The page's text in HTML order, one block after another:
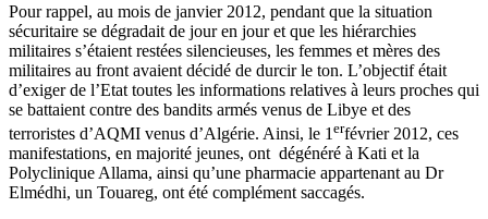
Pour rappel, au mois de janvier 2012, pendant que la situation
sécuritaire se dégradait de jour en jour et que les hiérarchies
militaires s’étaient restées silencieuses, les femmes et mères des
militaires au front avaient décidé de durcir le ton. L’objectif était
d’exiger de l’Etat toutes les informations relatives à leurs proches qui
se battaient contre des bandits armés venus de Libye et des
terroristes d’AQMI venus d’Algérie. Ainsi, le 1 erfévrier 2012, ces
manifestations, en majorité jeunes, ont dégénéré à Kati et la
Polyclinique Allama, ainsi qu’une pharmacie appartenant au Dr
Elmédhi, un Touareg, ont été complément saccagés.